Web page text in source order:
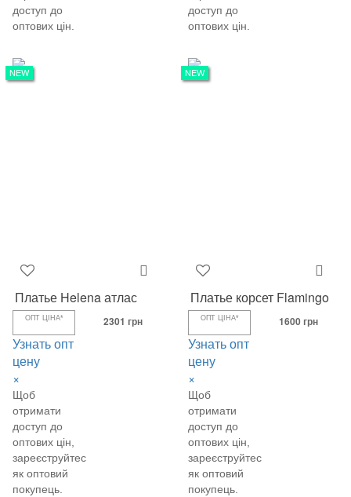
доступ до
оптових цін.
доступ до
оптових цін.
NEW
Платье Helena атлас
ОПТ ЦІНА*
Узнать опт
цену
×
Щоб
отримати
доступ до
оптових цін,
зареєструйтеся
як оптовий
покупець.
2301 грн
NEW
Платье корсет Flamingo
ОПТ ЦІНА*
Узнать опт
цену
×
Щоб
отримати
доступ до
оптових цін,
зареєструйтеся
як оптовий
покупець.
1600 грн